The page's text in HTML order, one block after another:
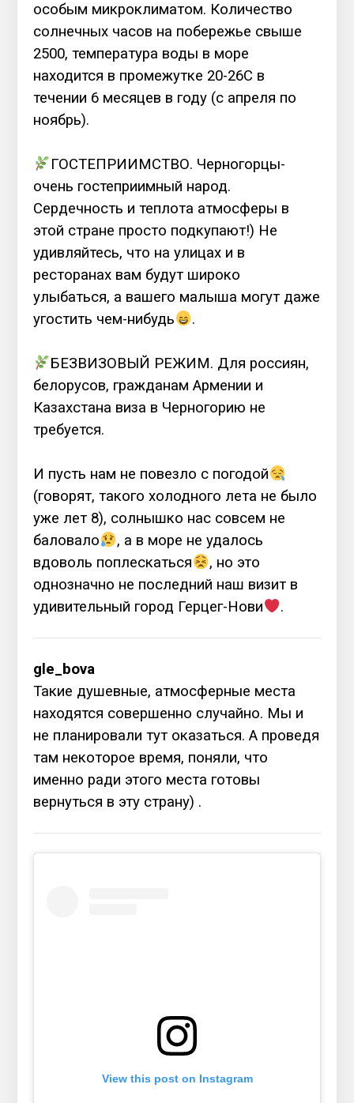
особым микроклиматом. Количество
солнечных часов на побережье свыше
2500, температура воды в море
находится в промежутке 20-26С в
течении 6 месяцев в году (с апреля по
ноябрь).
ГОСТЕПРИИМСТВО. Черногорцы-
очень гостеприимный народ.
Сердечность и теплота атмосферы в
этой стране просто подкупают!) Не
удивляйтесь, что на улицах и в
ресторанах вам будут широко
улыбаться, а вашего малыша могут даже
угостить чем-нибудь
.
БЕЗВИЗОВЫЙ РЕЖИМ. Для россиян,
белорусов, гражданам Армении и
Казахстана виза в Черногорию не
требуется.
И пусть нам не повезло с погодой
(говорят, такого холодного лета не было
уже лет 8), солнышко нас совсем не
баловало
, а в море не удалось
вдоволь поплескаться
, но это
однозначно не последний наш визит в
удивительный город Герцег-Нови
.
gle_bova
Такие душевные, атмосферные места
находятся совершенно случайно. Мы и
не планировали тут оказаться. А проведя
там некоторое время, поняли, что
именно ради этого места готовы
вернуться в эту страну) .
View this post on Instagram